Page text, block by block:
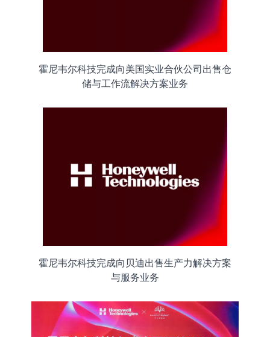
霍尼韦尔科技完成向美国实业合伙公司出售仓
储与工作流解决方案业务
霍尼韦尔科技完成向贝迪出售生产力解决方案
与服务业务